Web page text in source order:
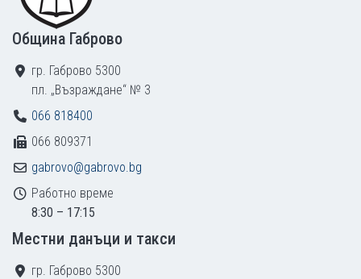
Община Габрово
гр. Габрово 5300
пл. „Възраждане“ № 3
066 818400
066 809371
gabrovo@gabrovo.bg
Работно време
8:30 – 17:15
Местни данъци и такси
гр. Габрово 5300